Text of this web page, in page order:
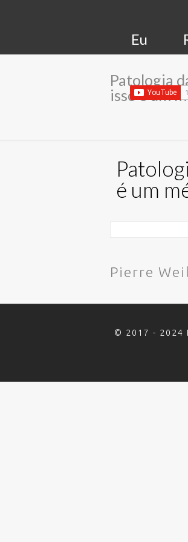
Eu
Patologia
isso é um
é um
Pierre
© 2017 - 2024